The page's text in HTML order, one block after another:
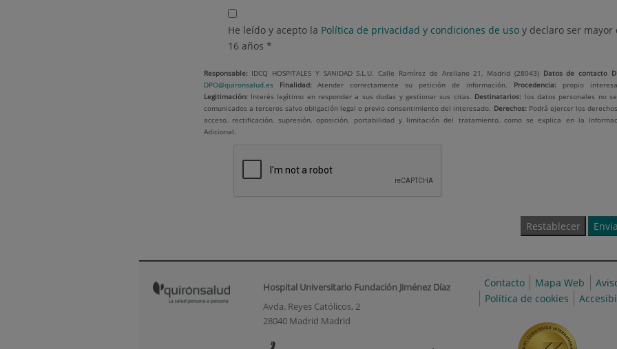
He leído y acepto la Política de privacidad y condiciones de usoy declaro ser mayor
16 años *
Responsable: IDCQ HOSPITALES Y SANIDAD S.L.U. Calle Ramírez de Arellano 21, Madrid (28043) Datos de contacto
DPO@quironsalud.es
Finalidad: Atender correctamente su petición de información. Procedencia: propio
Legitimación: Interés legítimo en responder a sus dudas y gestionar sus citas. Destinatarios: los datos personales no
comunicados a terceros salvo obligación legal o previo consentimiento del interesado. Derechos: Podrá ejercer los
acceso, rectificación, supresión, oposición, portabilidad y limitación del tratamiento, como se explica en la
Adicional.
Hospital Universitario Fundación Jiménez Díaz
Avda. Reyes Católicos, 2
28040 Madrid Madrid
Contacto Mapa Web
Política de cookies